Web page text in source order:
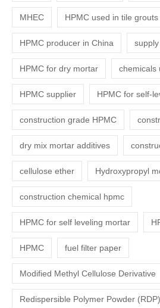
MHEC HPMC used in tile grouts
HPMC producer in China
HPMC for dry mortar chemicals
HPMC supplier HPMC for self-
construction grade HPMC
dry mix mortar additives
cellulose ether Hydroxypropyl
construction chemical hpmc
HPMC for self leveling mortar
HPMC fuel filter paper
Modified Methyl Cellulose Derivative
Redispersible Polymer Powder (RDP)